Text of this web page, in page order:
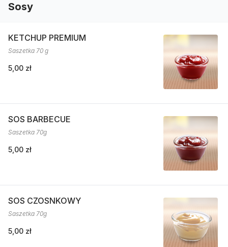
Sosy
KETCHUP PREMIUM
Saszetka 70 g
5,00 zł
SOS BARBECUE
Saszetka 70g
5,00 zł
SOS CZOSNKOWY
Saszetka 70g
5,00 zł